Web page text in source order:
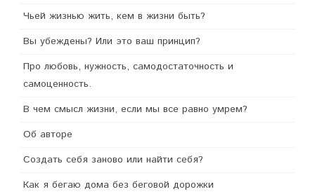
Чьей жизнью жить, кем в жизни быть?
Вы убеждены? Или это ваш принцип?
Про любовь, нужность, самодостаточность и
самоценность.
В чем смысл жизни, если мы все равно умрем?
Об авторе
Создать себя заново или найти себя?
Как я бегаю дома без беговой дорожки